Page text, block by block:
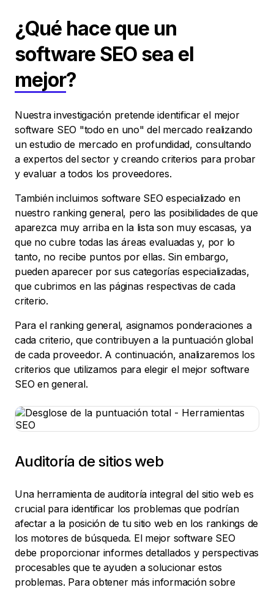
¿Qué hace que un
software SEO sea el
mejor?
Nuestra investigación pretende identificar el mejor
software SEO "todo en uno" del mercado realizando
un estudio de mercado en profundidad, consultando
a expertos del sector y creando criterios para probar
y evaluar a todos los proveedores.
También incluimos software SEO especializado en
nuestro ranking general, pero las posibilidades de que
aparezca muy arriba en la lista son muy escasas, ya
que no cubre todas las áreas evaluadas y, por lo
tanto, no recibe puntos por ellas. Sin embargo,
pueden aparecer por sus categorías especializadas,
que cubrimos en las páginas respectivas de cada
criterio.
Para el ranking general, asignamos ponderaciones a
cada criterio, que contribuyen a la puntuación global
de cada proveedor. A continuación, analizaremos los
criterios que utilizamos para elegir el mejor software
SEO en general.
Auditoría de sitios web
Una herramienta de auditoría integral del sitio web es
crucial para identificar los problemas que podrían
afectar a la posición de tu sitio web en los rankings de
los motores de búsqueda. El mejor software SEO
debe proporcionar informes detallados y perspectivas
procesables que te ayuden a solucionar estos
problemas. Para obtener más información sobre